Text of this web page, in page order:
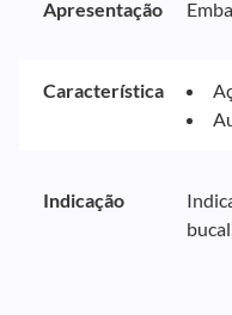
Apresentação
Característica
Indicação